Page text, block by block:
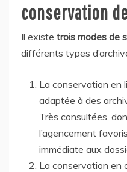
conservation
Il existe trois modes de
différents types
La conservation en
adaptée à des
Très consultées,
l’agencement
immédiate aux
La conservation en